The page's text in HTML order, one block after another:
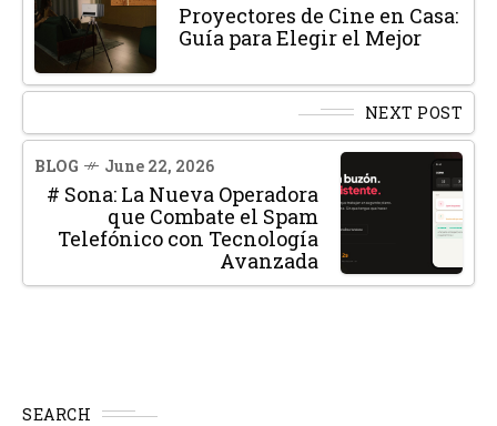
Proyectores de Cine en Casa:
Guía para Elegir el Mejor
NEXT POST
BLOG June 22, 2026
# Sona: La Nueva Operadora
que Combate el Spam
Telefónico con Tecnología
Avanzada
SEARCH